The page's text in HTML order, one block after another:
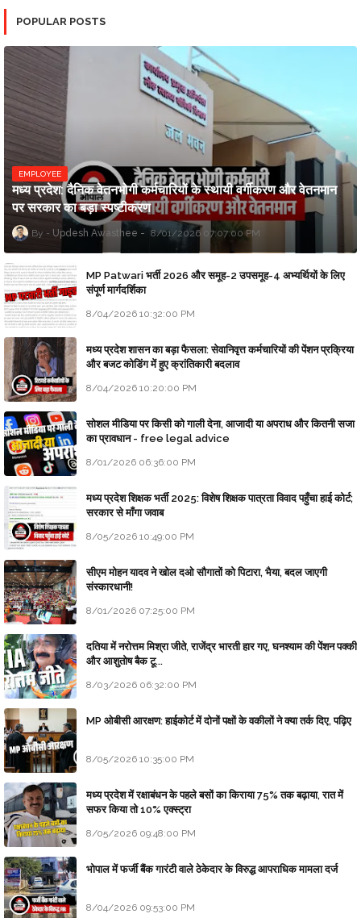
POPULAR POSTS
EMPLOYEE
मध्य प्रदेश: दैनिक वेतनभोगी कर्मचारियों के स्थायी वर्गीकरण और वेतनमान
पर सरकार का बड़ा स्पष्टीकरण
Updesh Awasthee 8/01/2026 07:07:00 PM
MP Patwari भर्ती 2026 और समूह-2 उपसमूह-4 अभ्यर्थियों के लिए
संपूर्ण मार्गदर्शिका
8/04/2026 10:32:00 PM
मध्य प्रदेश शासन का बड़ा फैसला: सेवानिवृत्त कर्मचारियों की पेंशन प्रक्रिया
और बजट कोडिंग में हुए क्रांतिकारी बदलाव
8/04/2026 10:20:00 PM
सोशल मीडिया पर किसी को गाली देना, आजादी या अपराध और कितनी सजा
का प्रावधान - free legal advice
8/01/2026 06:36:00 PM
मध्य प्रदेश शिक्षक भर्ती 2025: विशेष शिक्षक पात्रता विवाद पहुँचा हाई कोर्ट;
सरकार से माँगा जवाब
8/05/2026 10:49:00 PM
सीएम मोहन यादव ने खोल दओ सौगातों को पिटारा, भैया, बदल जाएगी
संस्कारधानी!
8/01/2026 07:25:00 PM
दतिया में नरोत्तम मिश्रा जीते, राजेंद्र भारती हार गए, घनश्याम की पेंशन पक्की
और आशुतोष बैक टू...
8/03/2026 06:32:00 PM
MP ओबीसी आरक्षण: हाईकोर्ट में दोनों पक्षों के वकीलों ने क्या तर्क दिए, पढ़िए
8/05/2026 10:35:00 PM
मध्य प्रदेश में रक्षाबंधन के पहले बसों का किराया 75% तक बढ़ाया, रात में
सफर किया तो 10% एक्स्ट्रा
8/05/2026 09:48:00 PM
भोपाल में फर्जी बैंक गारंटी वाले ठेकेदार के विरुद्ध आपराधिक मामला दर्ज
8/04/2026 09:53:00 PM